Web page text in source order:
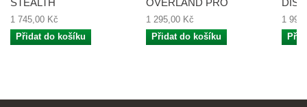
STEALTH
1 745,00 Kč
Přidat do košíku
OVERLAND PRO
1 295,00 Kč
Přidat do košíku
1